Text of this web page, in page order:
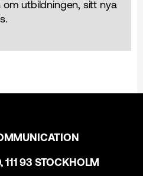
om utbildningen, sitt nya
111 93 STOCKHOLM